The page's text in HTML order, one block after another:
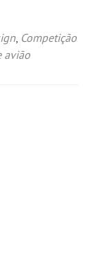
, Competição
avião